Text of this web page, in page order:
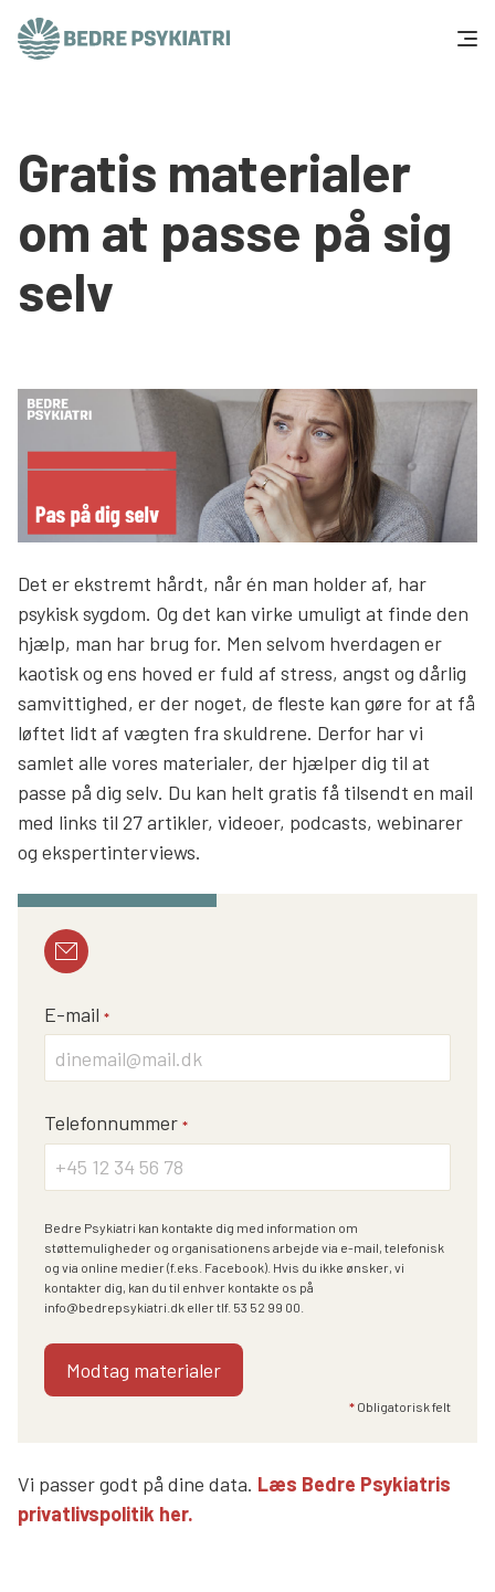
Tal og fakta
Om os
Vær med
Søg
Gratis materialer
om at passe på sig
selv
Det er ekstremt hårdt, når én man holder af, har
psykisk sygdom. Og det kan virke umuligt at finde den
hjælp, man har brug for. Men selvom hverdagen er
kaotisk og ens hoved er fuld af stress, angst og dårlig
samvittighed, er der noget, de fleste kan gøre for at få
løftet lidt af vægten fra skuldrene. Derfor har vi
samlet alle vores materialer, der hjælper dig til at
passe på dig selv. Du kan helt gratis få tilsendt en mail
med links til 27 artikler, videoer, podcasts, webinarer
og ekspertinterviews.
E-mail *
Telefonnummer *
Bedre Psykiatri kan kontakte dig med information om
støttemuligheder og organisationens arbejde via e-mail, telefonisk
og via online medier (f.eks. Facebook). Hvis du ikke ønsker, vi
kontakter dig, kan du til enhver kontakte os på
info@bedrepsykiatri.dk eller tlf. 53 52 99 00.
* Obligatorisk felt
Vi passer godt på dine data. Læs Bedre Psykiatris
privatlivspolitik her.